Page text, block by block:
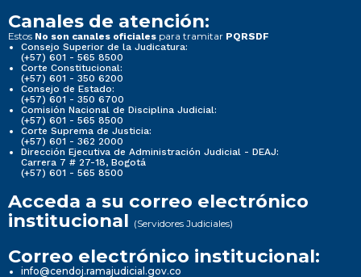
Canales de atención:
Estos No son canales oficiales para tramitar PQRSDF
Consejo Superior de la Judicatura:
(+57) 601 - 565 8500
Corte Constitucional:
(+57) 601 - 350 6200
Consejo de Estado:
(+57) 601 - 350 6700
Comisión Nacional de Disciplina Judicial:
(+57) 601 - 565 8500
Corte Suprema de Justicia:
(+57) 601 - 362 2000
Dirección Ejecutiva de Administración Judicial - DEAJ:
Carrera 7 # 27-18, Bogotá
(+57) 601 - 565 8500
Acceda a su correo electrónico
institucional (Servidores Judiciales)
Correo electrónico institucional:
info@cendoj.ramajudicial.gov.co